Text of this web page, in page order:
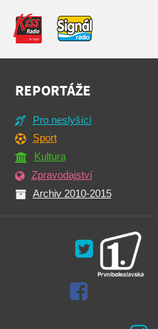
REPORTÁŽE
Pro neslyšící
Sport
Kultura
Zpravodajství
Archiv 2010-2015